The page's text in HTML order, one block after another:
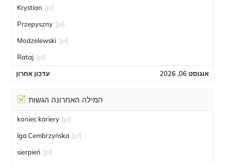
Krystian [pl]
Przepyszny [pl]
Modzelewski [pl]
Rataj [pl]
עדכון אחרון אוגוסט 06, 2026
המילה האחרונה הגשות
koniec kariery [pl]
Iga Cembrzyńska [pl]
sierpień [pl]